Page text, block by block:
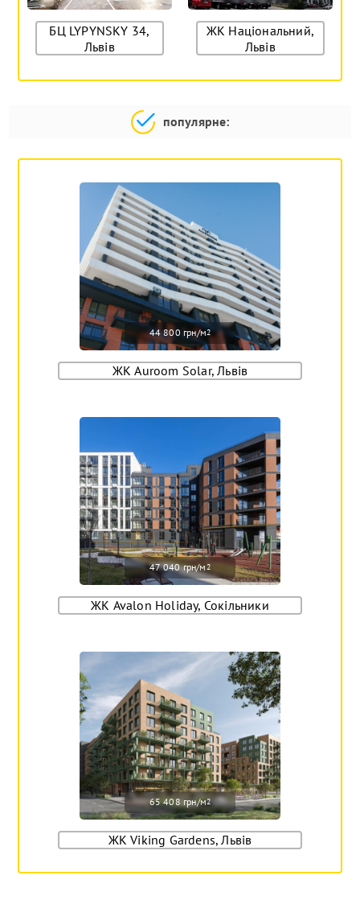
БЦ LYPYNSKY 34,
Львів
ЖК Національний,
Львів
популярне:
44 800 грн/м2
ЖК Auroom Solar, Львів
47 040 грн/м2
ЖК Avalon Holiday, Сокільники
65 408 грн/м2
ЖК Viking Gardens, Львів